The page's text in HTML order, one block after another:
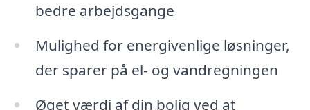
bedre arbejdsgange
Mulighed for energivenlige løsninger,
der sparer på el- og vandregningen
Øget værdi af din bolig ved at